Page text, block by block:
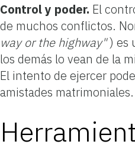
Control y poder. El
de muchos conflictos.
way or the highway") es
los demás lo vean de la
El intento de ejercer
amistades matrimoniales.